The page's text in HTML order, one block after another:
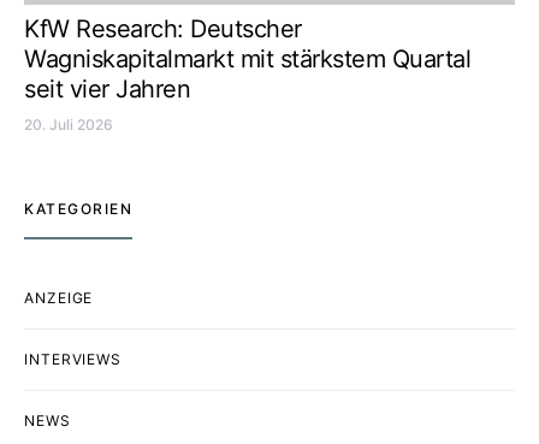
KfW Research: Deutscher
Wagniskapitalmarkt mit stärkstem Quartal
seit vier Jahren
20. Juli 2026
KATEGORIEN
ANZEIGE
INTERVIEWS
NEWS